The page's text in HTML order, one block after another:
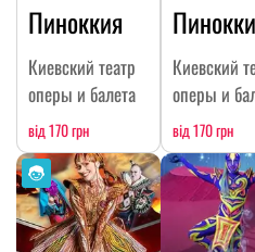
Пиноккия
Киевский театр
оперы и балета
від 170 грн
Киевский
оперы и
від 170 грн